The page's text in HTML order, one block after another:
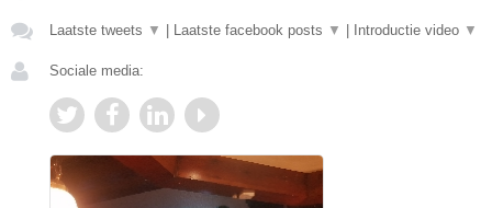
Laatste tweets ▼ Laatste facebook posts ▼ Introductie video ▼
Sociale media: